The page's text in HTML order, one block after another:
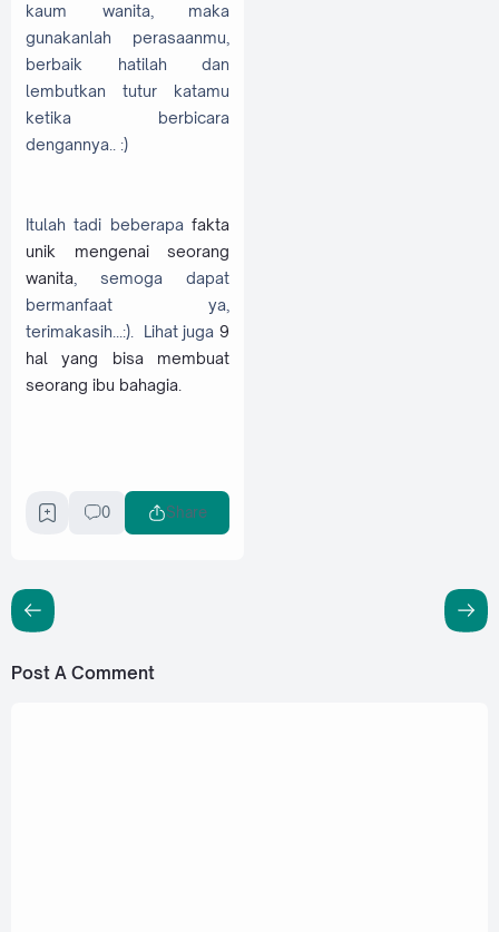
kaum wanita, maka
gunakanlah perasaanmu,
berbaik hatilah dan
lembutkan tutur katamu
ketika berbicara
dengannya.. :)
Itulah tadi beberapa fakta
unik mengenai seorang
wanita, semoga dapat
bermanfaat ya,
terimakasih...:). Lihat juga 9
hal yang bisa membuat
seorang ibu bahagia.
0 Share
Post A Comment